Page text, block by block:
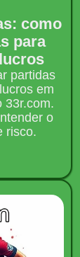
como
para
partidas
em
33r.com.
o
risco.